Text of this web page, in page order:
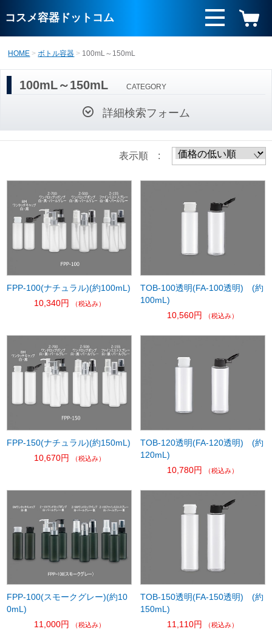
コスメ容器ドットコム
HOME ボトル容器 100mL～150mL
100mL～150mL CATEGORY
詳細検索フォーム
表示順 :
FPP-100(ナチュラル)(約100mL)
10,340円
（税込み）
TOB-100透明(FA-100透明) (約
100mL)
10,560円
（税込み）
FPP-150(ナチュラル)(約150mL)
10,670円
（税込み）
TOB-120透明(FA-120透明) (約
120mL)
10,780円
（税込み）
FPP-100(スモークグレー)(約10
0mL)
11,000円
（税込み）
TOB-150透明(FA-150透明) (約
150mL)
11,110円
（税込み）